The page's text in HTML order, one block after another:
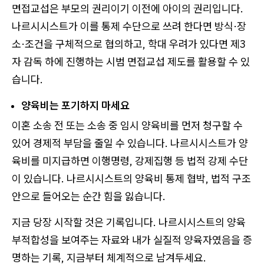
면접교섭은 부모의 권리이기 이전에 아이의 권리입니다.
나르시시스트가 이를 통제 수단으로 쓰려 한다면 방식·장
소·조건을 구체적으로 협의하고, 학대 우려가 있다면 제3
자 감독 하에 진행하는 시범 면접교섭 제도를 활용할 수 있
습니다.
양육비는 포기하지 마세요
이혼 소송 전 또는 소송 중 임시 양육비를 먼저 청구할 수
있어 경제적 부담을 줄일 수 있습니다. 나르시시스트가 양
육비를 미지급하면 이행명령, 강제집행 등 법적 강제 수단
이 있습니다. 나르시시스트의 양육비 통제 협박, 법적 구조
안으로 들어오는 순간 힘을 잃습니다.
지금 당장 시작할 것은 기록입니다. 나르시시스트의 양육
부적합성을 보여주는 자료와 내가 실질적 양육자였음을 증
명하는 기록, 지금부터 체계적으로 남겨두세요.